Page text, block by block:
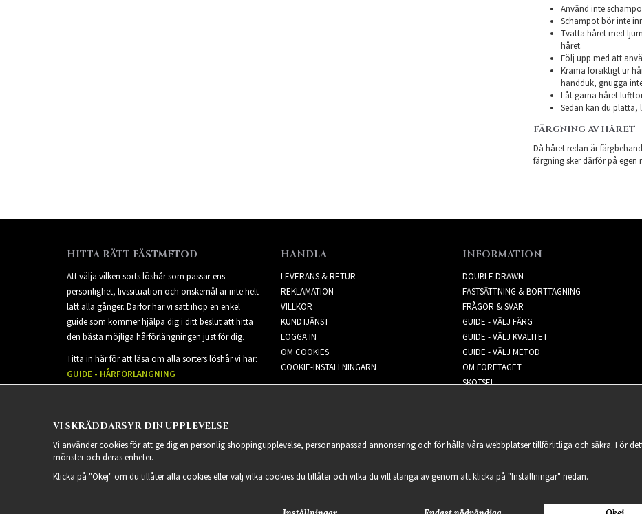
Använd inte
Schampot bör inte
Tvätta håret med
håret.
Följ upp med att
Krama försiktigt ur
handduk, gnugga
Låt gärna håret
Sedan kan du platta,
FÄRGNING AV HÅRET
Då håret redan är
färgning sker därför på egen
HITTA RÄTT FÄSTMETOD
Att välja vilken sorts löshår som passar ens
personlighet, livssituation och önskemål är inte helt
lätt alla gånger. Därför har vi satt ihop en enkel
guide som kommer hjälpa dig i ditt beslut att hitta
den bästa möjliga hårförlängningen just för dig.
Titta in här för att läsa om alla sorters löshår vi har:
GUIDE - HÅRFÖRLÄNGNING
HANDLA
LEVERANS & RETUR
REKLAMATION
VILLKOR
KUNDTJÄNST
LOGGA IN
OM COOKIES
COOKIE-INSTÄLLNINGARN
INFORMATION
DOUBLE DRAWN
FASTSÄTTNING & BORTTAGNING
FRÅGOR & SVAR
GUIDE - VÄLJ FÄRG
GUIDE - VÄLJ KVALITET
GUIDE - VÄLJ METOD
OM FÖRETAGET
SKÖTSEL
VI SKRÄDDARSYR DIN UPPLEVELSE
Vi använder cookies för att ge dig en personlig shoppingupplevelse, personanpassad annonsering och för hålla våra webbplatser tillförlitliga och säkra. För
mönster och deras enheter.
Klicka på "Okej" om du tillåter alla cookies eller välj vilka cookies du tillåter och vilka du vill stänga av genom att klicka på "Inställningar" nedan.